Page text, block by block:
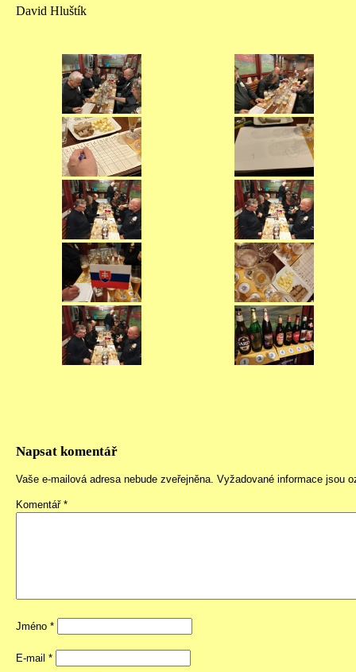
David Hluštík
Napsat komentář
Vaše e-mailová adresa nebude zveřejněna. Vyžadované informace jsou
Komentář *
Jméno *
E-mail *